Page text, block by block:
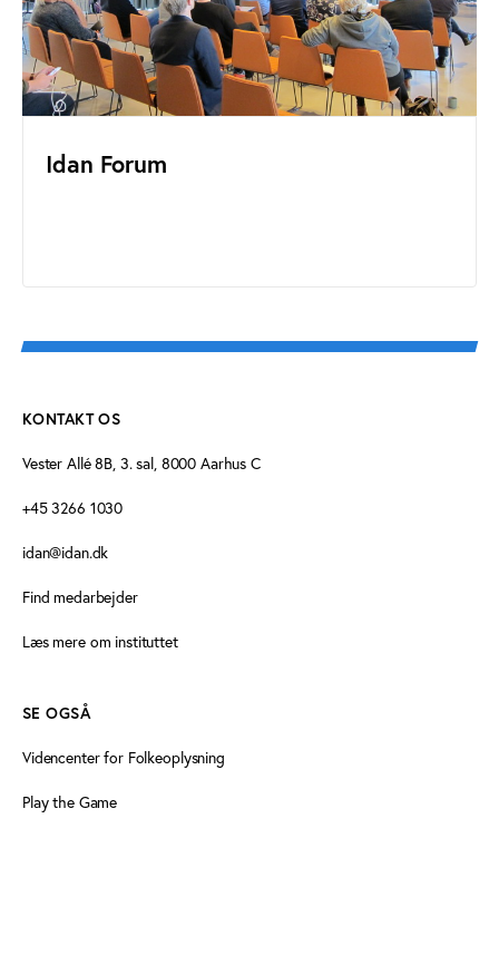
Idan Forum
KONTAKT OS
Vester Allé 8B, 3. sal, 8000 Aarhus C
+45 3266 1030
idan@idan.dk
Find medarbejder
Læs mere om instituttet
SE OGSÅ
Videncenter for Folkeoplysning
Play the Game